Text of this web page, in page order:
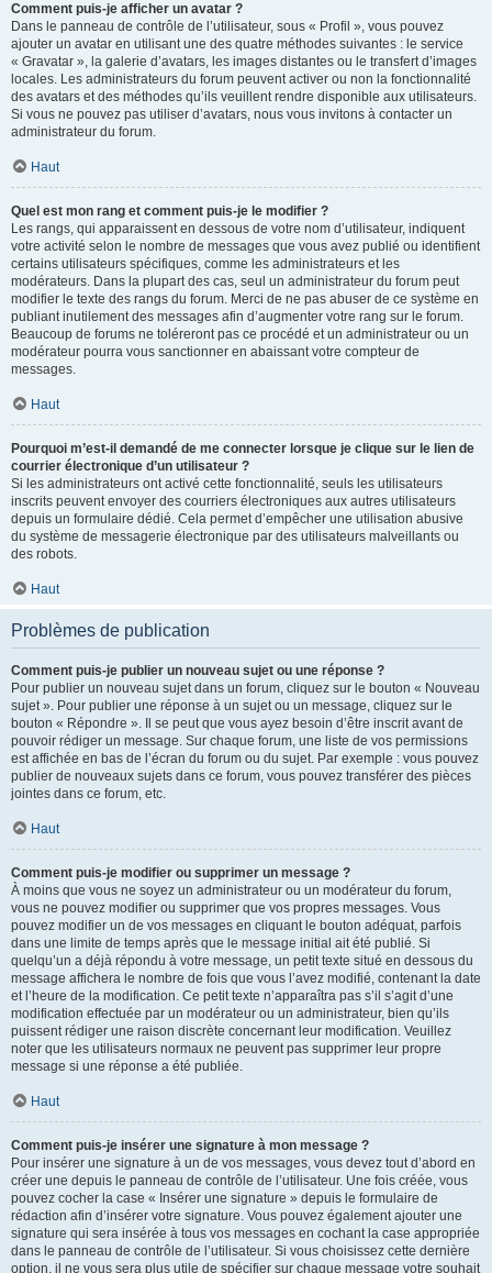
Comment puis-je afficher un avatar ?
Dans le panneau de contrôle de l’utilisateur, sous « Profil », vous pouvez
ajouter un avatar en utilisant une des quatre méthodes suivantes : le service
« Gravatar », la galerie d’avatars, les images distantes ou le transfert d’images
locales. Les administrateurs du forum peuvent activer ou non la fonctionnalité
des avatars et des méthodes qu’ils veuillent rendre disponible aux utilisateurs.
Si vous ne pouvez pas utiliser d’avatars, nous vous invitons à contacter un
administrateur du forum.
Haut
Quel est mon rang et comment puis-je le modifier ?
Les rangs, qui apparaissent en dessous de votre nom d’utilisateur, indiquent
votre activité selon le nombre de messages que vous avez publié ou identifient
certains utilisateurs spécifiques, comme les administrateurs et les
modérateurs. Dans la plupart des cas, seul un administrateur du forum peut
modifier le texte des rangs du forum. Merci de ne pas abuser de ce système en
publiant inutilement des messages afin d’augmenter votre rang sur le forum.
Beaucoup de forums ne toléreront pas ce procédé et un administrateur ou un
modérateur pourra vous sanctionner en abaissant votre compteur de
messages.
Haut
Pourquoi m’est-il demandé de me connecter lorsque je clique sur le lien de
courrier électronique d’un utilisateur ?
Si les administrateurs ont activé cette fonctionnalité, seuls les utilisateurs
inscrits peuvent envoyer des courriers électroniques aux autres utilisateurs
depuis un formulaire dédié. Cela permet d’empêcher une utilisation abusive
du système de messagerie électronique par des utilisateurs malveillants ou
des robots.
Haut
Problèmes de publication
Comment puis-je publier un nouveau sujet ou une réponse ?
Pour publier un nouveau sujet dans un forum, cliquez sur le bouton « Nouveau
sujet ». Pour publier une réponse à un sujet ou un message, cliquez sur le
bouton « Répondre ». Il se peut que vous ayez besoin d’être inscrit avant de
pouvoir rédiger un message. Sur chaque forum, une liste de vos permissions
est affichée en bas de l’écran du forum ou du sujet. Par exemple : vous pouvez
publier de nouveaux sujets dans ce forum, vous pouvez transférer des pièces
jointes dans ce forum, etc.
Haut
Comment puis-je modifier ou supprimer un message ?
À moins que vous ne soyez un administrateur ou un modérateur du forum,
vous ne pouvez modifier ou supprimer que vos propres messages. Vous
pouvez modifier un de vos messages en cliquant le bouton adéquat, parfois
dans une limite de temps après que le message initial ait été publié. Si
quelqu’un a déjà répondu à votre message, un petit texte situé en dessous du
message affichera le nombre de fois que vous l’avez modifié, contenant la date
et l’heure de la modification. Ce petit texte n’apparaîtra pas s’il s’agit d’une
modification effectuée par un modérateur ou un administrateur, bien qu’ils
puissent rédiger une raison discrète concernant leur modification. Veuillez
noter que les utilisateurs normaux ne peuvent pas supprimer leur propre
message si une réponse a été publiée.
Haut
Comment puis-je insérer une signature à mon message ?
Pour insérer une signature à un de vos messages, vous devez tout d’abord en
créer une depuis le panneau de contrôle de l’utilisateur. Une fois créée, vous
pouvez cocher la case « Insérer une signature » depuis le formulaire de
rédaction afin d’insérer votre signature. Vous pouvez également ajouter une
signature qui sera insérée à tous vos messages en cochant la case appropriée
dans le panneau de contrôle de l’utilisateur. Si vous choisissez cette dernière
option, il ne vous sera plus utile de spécifier sur chaque message votre souhait